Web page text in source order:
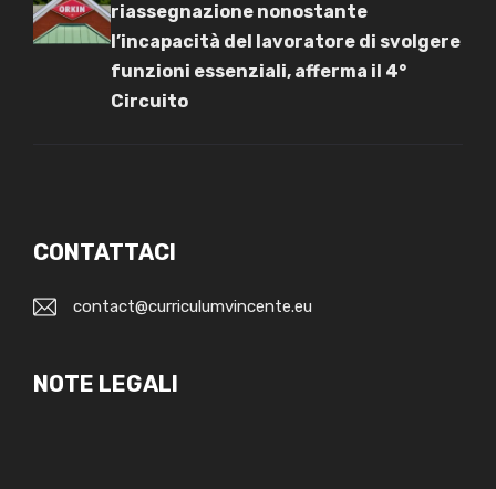
riassegnazione nonostante
l’incapacità del lavoratore di svolgere
funzioni essenziali, afferma il 4°
Circuito
CONTATTACI
contact@curriculumvincente.eu
NOTE LEGALI